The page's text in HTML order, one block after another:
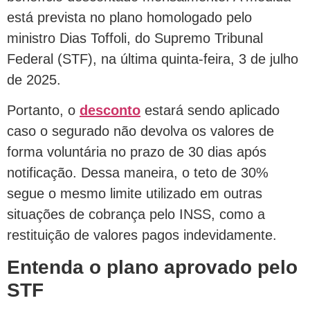
está prevista no plano homologado pelo
ministro Dias Toffoli, do Supremo Tribunal
Federal (STF), na última quinta-feira, 3 de julho
de 2025.
Portanto, o desconto estará sendo aplicado
caso o segurado não devolva os valores de
forma voluntária no prazo de 30 dias após
notificação. Dessa maneira, o teto de 30%
segue o mesmo limite utilizado em outras
situações de cobrança pelo INSS, como a
restituição de valores pagos indevidamente.
Entenda o plano aprovado pelo
STF